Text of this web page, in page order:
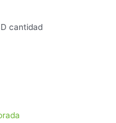
cantidad